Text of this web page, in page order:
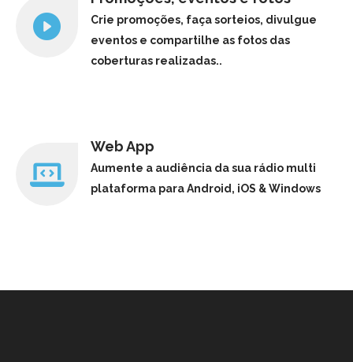
Crie promoções, faça sorteios, divulgue
eventos e compartilhe as fotos das
coberturas realizadas..
Web App
Aumente a audiência da sua rádio multi
plataforma para Android, iOS & Windows